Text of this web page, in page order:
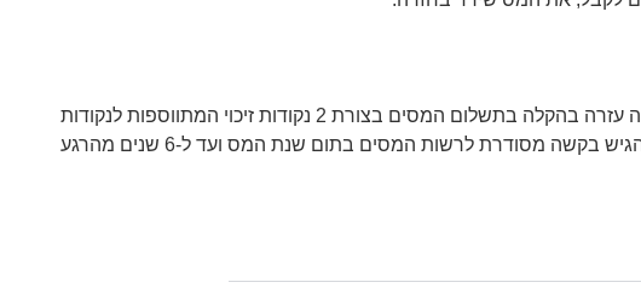
הורים לילדים בעלי צרכים מיוחדים ודאי חווים כל מיני קשיים אשר יכולים להיות גם קשיים כלכליים. לצורך כך, המדינה מציעה עזרה בהקלה בתשלום המסים בצורת 2 נקודות זיכוי המתווספות לנקודות
שכבר ניתנות להורים לילדים ללא צרכים מיוחדים או מוגבלות. על מנת לקבל את המס בחזרה במידה וירד לכם לשווא, יש להגיש בקשה מסודרת לרשות המסים בתום שנת המס ועד ל-6 שנים מהרגע